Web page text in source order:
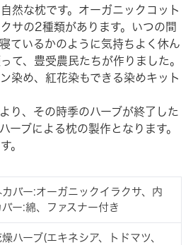
然な枕です。オーガニックコット
サの2種類があります。いつの間
ているかのように気持ちよく休ん
て、豊受農民たちが作りました。
染め、紅花染もできる染めキット
り、その時季のハーブが終了した
ーブによる枕の製作となります。
。
カバー:オーガニックイラクサ、内
バー:綿、ファスナー付き
ハーブ(エキネシア、トドマツ、